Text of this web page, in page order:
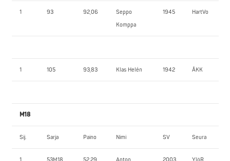
1 93 92,06
Seppo
Komppa
1945 HartVo
1 105 93,83 Klas Helén 1942 ÅKK
M18
Sij. Sarja Paino Nimi SV Seura
1 53M18 52,29
Anton
2003 YlöR